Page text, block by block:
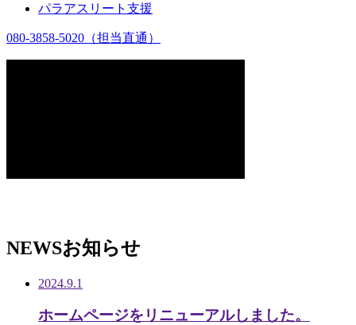
パラアスリート支援
080-3858-5020 （担当直通）
NEWSお知らせ
2024.9.1
ホームページをリニューアルしました。